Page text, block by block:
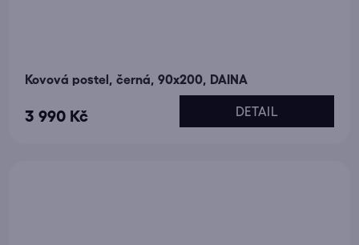
Kovová postel, černá, 90x200, DAINA
3 990 Kč DETAIL